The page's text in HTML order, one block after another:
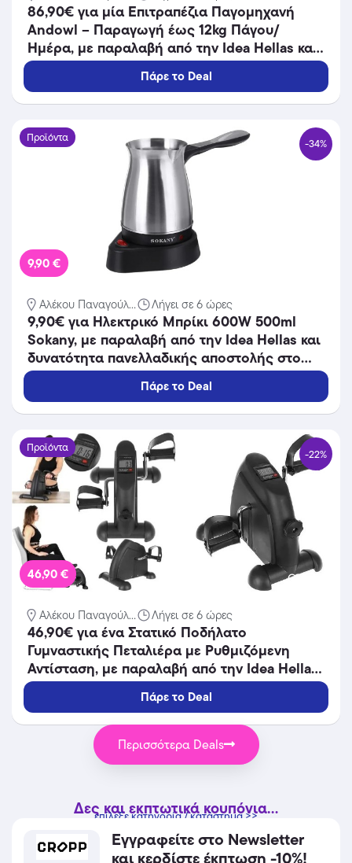
86,90€ για μία Επιτραπέζια Παγομηχανή
Andowl – Παραγωγή έως 12kg Πάγου/
Ημέρα, με παραλαβή από την Idea Hellas και
δυνατότητα πανελλαδικής αποστολής στο
χώρo σας.Κωδ:230.21432F
Πάρε το Deal
Προϊόντα -34%
9,90 €
Αλέκου Παναγούλ... Λήγει σε 6 ώρες
9,90€ για Ηλεκτρικό Μπρίκι 600W 500ml
Sokany, με παραλαβή από την Idea Hellas και
δυνατότητα πανελλαδικής αποστολής στο
χώρo σας.Κωδ:230.20377
Πάρε το Deal
Προϊόντα -22%
46,90 €
Αλέκου Παναγούλ... Λήγει σε 6 ώρες
46,90€ για ένα Στατικό Ποδήλατο
Γυμναστικής Πεταλιέρα με Ρυθμιζόμενη
Αντίσταση, με παραλαβή από την Idea Hellas
και δυνατότητα πανελλαδικής αποστολής στο
χώρo σας.Κωδ:230.20896Χ
Πάρε το Deal
Περισσότερα Deals
Δες και εκπτωτικά κουπόνια...
επίλεξε κατηγορία / κατάστημα >>
Εγγραφείτε στο Newsletter
και κερδίστε έκπτωση -10%!